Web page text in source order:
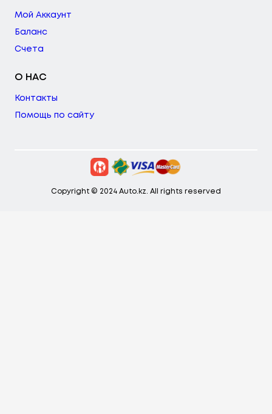
Мой Аккаунт
Баланс
Счета
О НАС
Контакты
Помощь по сайту
Copyright © 2024 Auto.kz. All rights reserved